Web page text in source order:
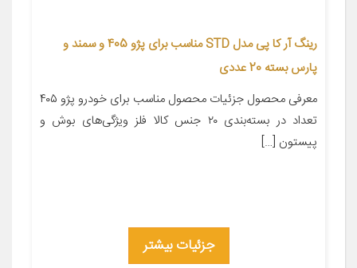
رینگ آر کا پی مدل STD مناسب برای پژو 405 و سمند و
پارس بسته 20 عددی
معرفی محصول جزئیات محصول مناسب برای خودرو پژو ۴۰۵
تعداد در بسته‌بندی ۲۰ جنس کالا فلز ویژگی‌های بوش و
پیستون […]
جزئیات بیشتر